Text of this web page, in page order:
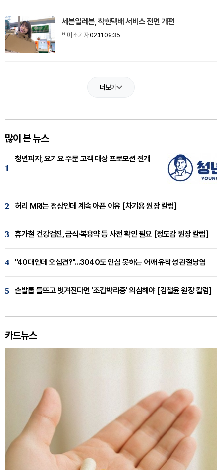
세븐일레븐, 착한택배 서비스 전면 개편
박미소 기자02.11 09:35
더보기
많이 본 뉴스
1
청년피자, 요기요 주문 고객 대상 프로모션 전개
2 허리 MRI는 정상인데 계속 아픈 이유 [차기용 원장 칼럼]
3 휴가철 건강검진, 금식·복용약 등 사전 확인 필요 [정도감 원장 칼럼]
4 "40대인데 오십견?"...3040도 안심 못하는 어깨 유착성 관절낭염
5 손발톱 들뜨고 벗겨진다면 '조갑박리증' 의심해야 [김철윤 원장 칼럼]
카드뉴스